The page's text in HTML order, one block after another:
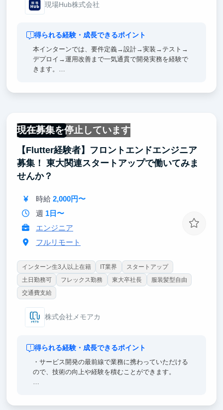
現場Hub株式会社
得られる経験・成長できるポイント
本インターンでは、要件定義→設計→実装→テスト→
デプロイ→運用改善まで一気通貫で開発実務を経験で
きます。
ます。
就活では“自走して0→1の機能をリリースした”強いエ
ピソードとして語れます。実ユーザーに価値を届ける
体験が、将来のテックリード/ProductManagerへの最
短距離になります。
現在募集を停止しています
フルリモート
【Flutter経験者】フロントエンドエンジニア
募集！ 東大関連スタートアップで働いてみま
せんか？
時給 2,000円〜
週 1日〜
エンジニア
フルリモート
インターン生3人以上在籍 IT業界
スタートアップ
土日勤務可
フレックス勤務 東大卒社長
服装髪型自由
交通費支給
株式会社メモアカ
得られる経験・成長できるポイント
・サービス開発の最前線で業務に携わっていただける
ので、技術の向上や経験を積むことができます。